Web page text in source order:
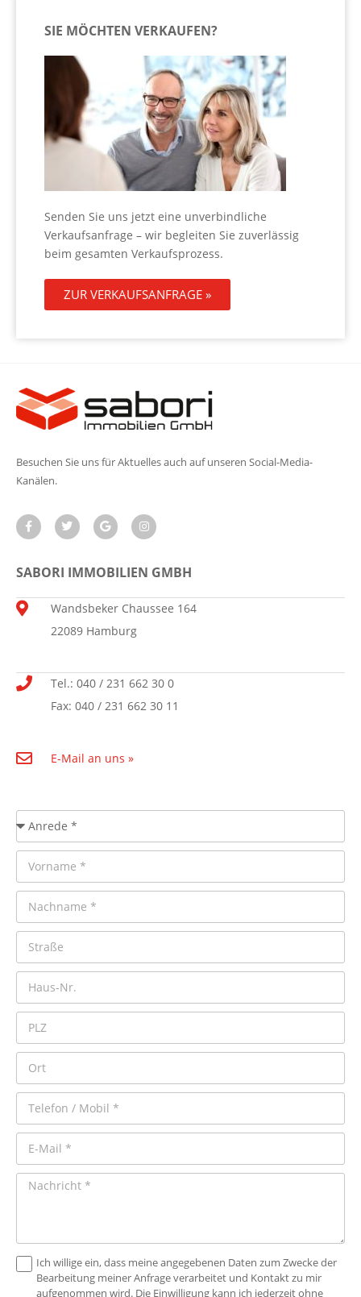
SIE MÖCHTEN VERKAUFEN?
Senden Sie uns jetzt eine unverbindliche
Verkaufsanfrage – wir begleiten Sie zuverlässig
beim gesamten Verkaufsprozess.
ZUR VERKAUFSANFRAGE »
Besuchen Sie uns für Aktuelles auch auf unseren Social-Media-
Kanälen.
SABORI IMMOBILIEN GMBH
Wandsbeker Chaussee 164
22089 Hamburg
Tel.: 040 / 231 662 30 0
Fax: 040 / 231 662 30 11
E-Mail an uns »
Ich willige ein, dass meine angegebenen Daten zum Zwecke der
Bearbeitung meiner Anfrage verarbeitet und Kontakt zu mir
aufgenommen wird. Die Einwilligung kann ich jederzeit ohne